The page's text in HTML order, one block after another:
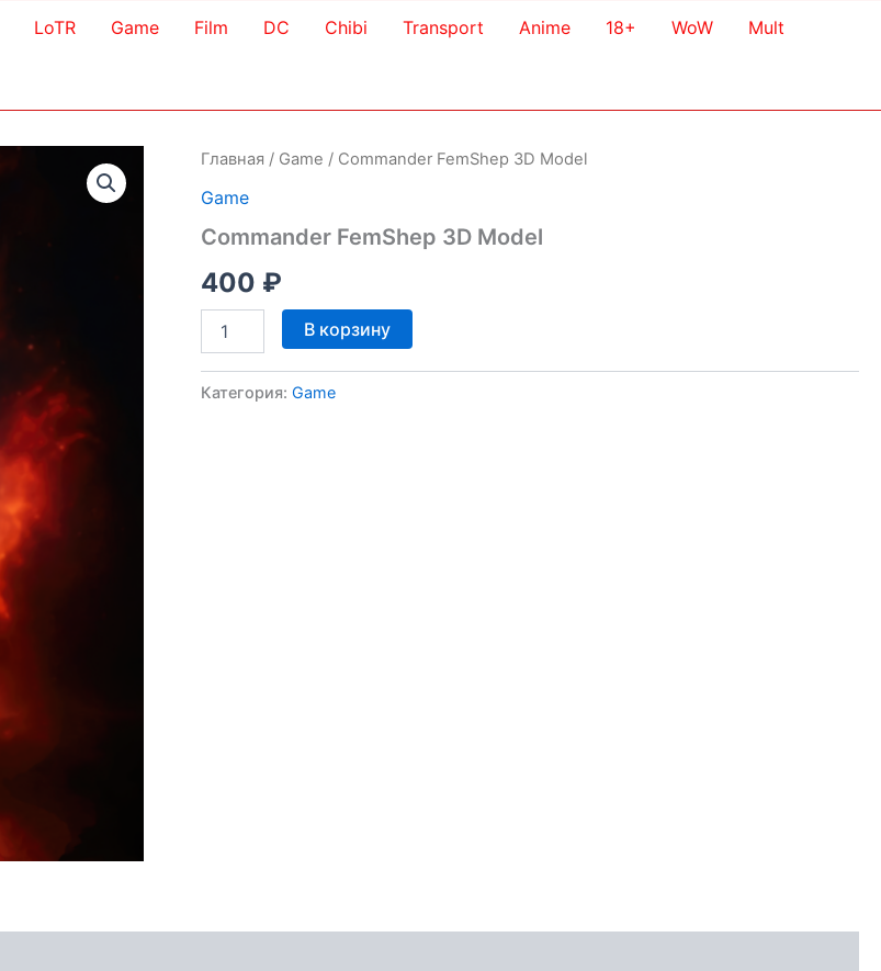
LoTR Game Film DC Chibi Transport Anime 18+ WoW Mult
Главная / Game / Commander FemShep 3D Model
Game
Commander FemShep 3D Model
400 ₽
Количество
товара
FemShep
В корзину
Категория:Game